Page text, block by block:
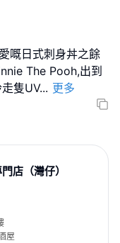
嘅日式刺身丼之餘
The Pooh,出到
隻UV... 更多
店（灣仔）
屋